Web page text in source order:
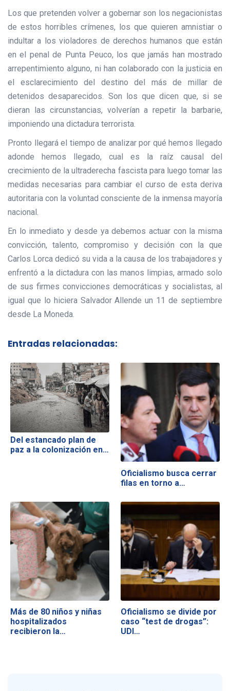
Los que pretenden volver a gobernar son los negacionistas
de estos horribles crímenes, los que quieren amnistiar o
indultar a los violadores de derechos humanos que están
en el penal de Punta Peuco, los que jamás han mostrado
arrepentimiento alguno, ni han colaborado con la justicia en
el esclarecimiento del destino del más de millar de
detenidos desaparecidos. Son los que dicen que, si se
dieran las circunstancias, volverían a repetir la barbarie,
imponiendo una dictadura terrorista.
Pronto llegará el tiempo de analizar por qué hemos llegado
adonde hemos llegado, cual es la raíz causal del
crecimiento de la ultraderecha fascista para luego tomar las
medidas necesarias para cambiar el curso de esta deriva
autoritaria con la voluntad consciente de la inmensa mayoría
nacional.
En lo inmediato y desde ya debemos actuar con la misma
convicción, talento, compromiso y decisión con la que
Carlos Lorca dedicó su vida a la causa de los trabajadores y
enfrentó a la dictadura con las manos limpias, armado solo
de sus firmes convicciones democráticas y socialistas, al
igual que lo hiciera Salvador Allende un 11 de septiembre
desde La Moneda.
Entradas relacionadas:
Del estancado plan de
paz a la colonización en…
Oficialismo busca cerrar
filas en torno a…
Más de 80 niños y niñas
hospitalizados
recibieron la…
Oficialismo se divide por
caso “test de drogas”:
UDI…